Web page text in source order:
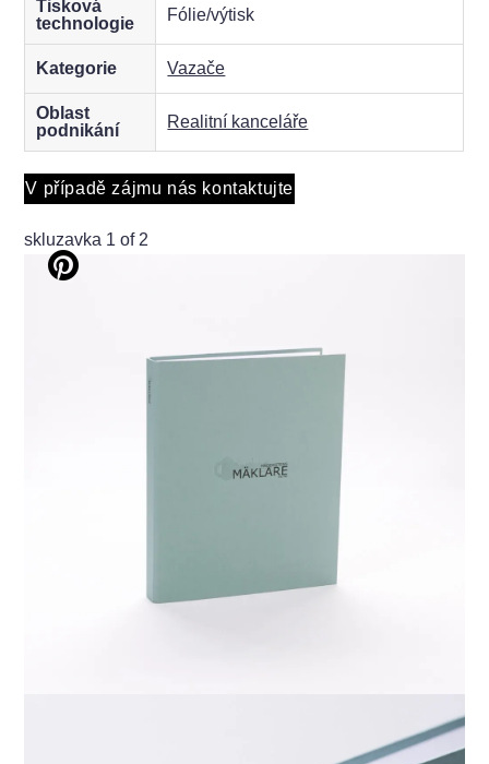
Tisková
technologie
Fólie/výtisk
Kategorie Vazače
Oblast
podnikání
Realitní kanceláře
V případě zájmu nás kontaktujte
skluzavka 1 of 2